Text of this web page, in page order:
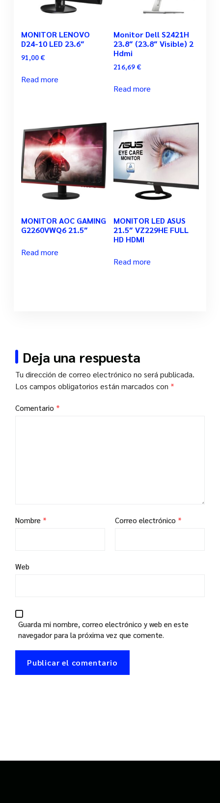
MONITOR LENOVO
D24-10 LED 23.6″
91,00 €
Read more
Monitor Dell S2421H
23.8″ (23.8″ Visible) 2
Hdmi
216,69 €
Read more
MONITOR AOC GAMING
G2260VWQ6 21.5″
Read more
MONITOR LED ASUS
21.5″ VZ229HE FULL
HD HDMI
Read more
Deja una respuesta
Tu dirección de correo electrónico no será publicada.
Los campos obligatorios están marcados con *
Comentario *
Nombre * Correo electrónico *
Web
Guarda mi nombre, correo electrónico y web en este
navegador para la próxima vez que comente.